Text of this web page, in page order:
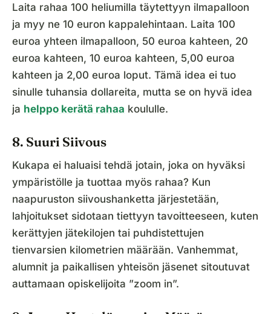
Laita rahaa 100 heliumilla täytettyyn ilmapalloon
ja myy ne 10 euron kappalehintaan. Laita 100
euroa yhteen ilmapalloon, 50 euroa kahteen, 20
euroa kahteen, 10 euroa kahteen, 5,00 euroa
kahteen ja 2,00 euroa loput. Tämä idea ei tuo
sinulle tuhansia dollareita, mutta se on hyvä idea
ja helppo kerätä rahaa koululle.
8. Suuri Siivous
Kukapa ei haluaisi tehdä jotain, joka on hyväksi
ympäristölle ja tuottaa myös rahaa? Kun
naapuruston siivoushanketta järjestetään,
lahjoitukset sidotaan tiettyyn tavoitteeseen, kuten
kerättyjen jätekilojen tai puhdistettujen
tienvarsien kilometrien määrään. Vanhemmat,
alumnit ja paikallisen yhteisön jäsenet sitoutuvat
auttamaan opiskelijoita ”zoom in”.